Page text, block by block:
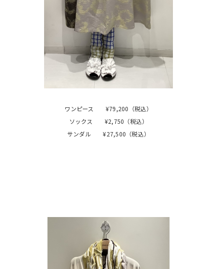
ワンピース ¥79,200（税込）
ソックス ¥2,750（税込）
サンダル ¥27,500（税込）